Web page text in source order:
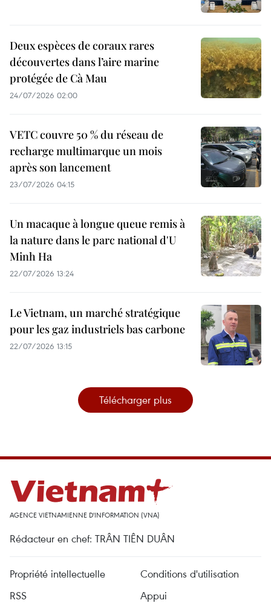
Deux espèces de coraux rares
découvertes dans l’aire marine
protégée de Cà Mau
24/07/2026 02:00
VETC couvre 50 % du réseau de
recharge multimarque un mois
après son lancement
23/07/2026 04:15
Un macaque à longue queue remis à
la nature dans le parc national d'U
Minh Ha
22/07/2026 13:24
Le Vietnam, un marché stratégique
pour les gaz industriels bas carbone
22/07/2026 13:15
Télécharger plus
AGENCE VIETNAMIENNE D'INFORMATION (VNA)
Rédacteur en chef: TRÂN TIÊN DUÂN
Propriété intellectuelle
Conditions d'utilisation
RSS
Appui